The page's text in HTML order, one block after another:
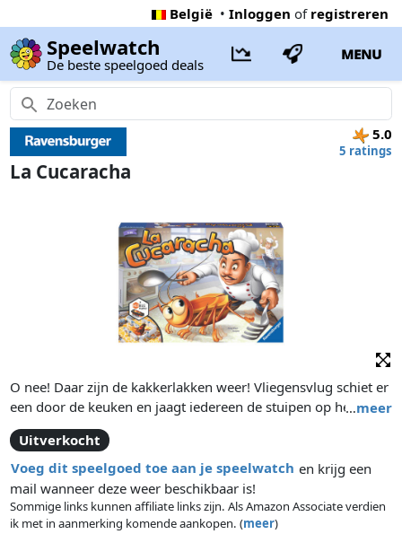
België • Inloggen of registreren
Speelwatch
De beste speelgoed deals
MENU
5.0
5 ratings
La Cucaracha
…meer
O nee! Daar zijn de kakkerlakken weer! Vliegensvlug schiet er
een door de keuken en jaagt iedereen de stuipen op het lijf.
Nu geen tijd meer te verliezen! Laat ze snel met behulp van
het bestek in de val lopen. De dobbelsteen geeft aan of je een
vork, mes of lepel mag draaien. Goed kijken en snel
reageren, daar draait het om. Wie slim het bestek draait, laat
de kakkerlakken in de val lopen. Voor iedere kakkerlak die je
vangt krijg je een fiche. Wie als eerste vijf fiches in de wacht
Uitverkocht
Voeg dit speelgoed toe aan je speelwatch en krijg een
mail wanneer deze weer beschikbaar is!
Sommige links kunnen affiliate links zijn. Als Amazon Associate verdien
ik met in aanmerking komende aankopen. (meer)